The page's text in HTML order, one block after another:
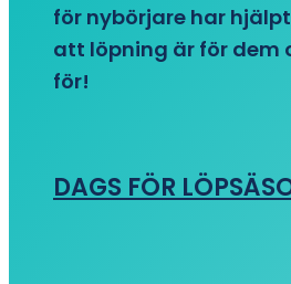
för nybörjare har
att löpning är för dem
för!
DAGS FÖR